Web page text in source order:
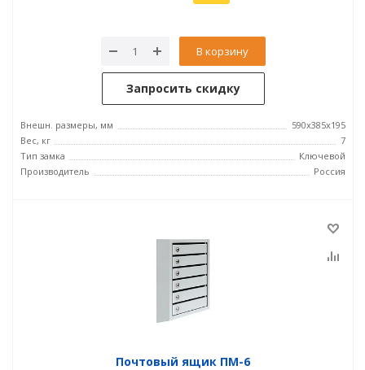
В корзину
Запросить скидку
Внешн. размеры, мм
590х385х195
Вес, кг
7
Тип замка
Ключевой
Производитель
Россия
Почтовый ящик ПМ-6